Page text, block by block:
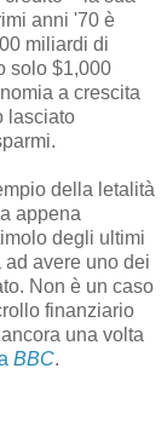
anni '70 è
miliardi di
solo $1,000
a crescita
lasciato
della letalità
appena
degli ultimi
avere uno dei
Non è un caso
finanziario
una volta
BBC.